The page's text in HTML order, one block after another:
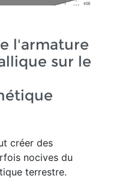
l'armature
sur le
créer des
nocives du
terrestre.